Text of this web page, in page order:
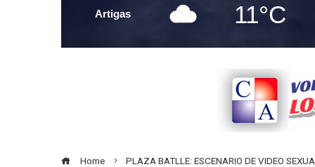
Artigas 11°C
Home PLAZA BATLLE: ESCENARIO DE VIDEO